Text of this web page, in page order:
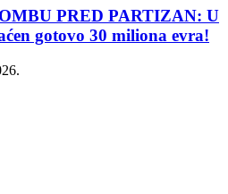
PRED PARTIZAN: U
gotovo 30 miliona evra!